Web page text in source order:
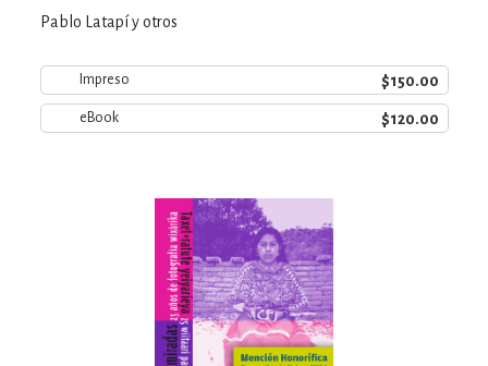
Pablo Latapí y otros
Impreso $150.00
eBook $120.00